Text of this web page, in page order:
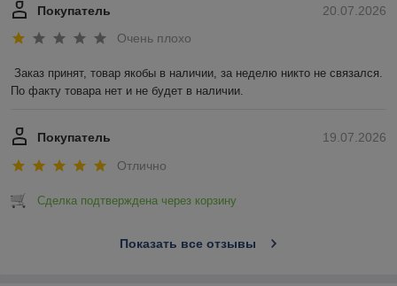
20.07.2026
Покупатель
Очень плохо
Заказ принят, товар якобы в наличии, за неделю никто не связался.
По факту товара нет и не будет в наличии.
19.07.2026
Покупатель
Отлично
Сделка подтверждена через корзину
Показать все отзывы